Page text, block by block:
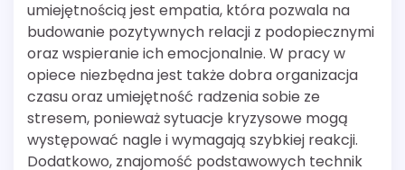
umiejętnością jest empatia, która pozwala na
budowanie pozytywnych relacji z podopiecznymi
oraz wspieranie ich emocjonalnie. W pracy w
opiece niezbędna jest także dobra organizacja
czasu oraz umiejętność radzenia sobie ze
stresem, ponieważ sytuacje kryzysowe mogą
występować nagle i wymagają szybkiej reakcji.
Dodatkowo, znajomość podstawowych technik